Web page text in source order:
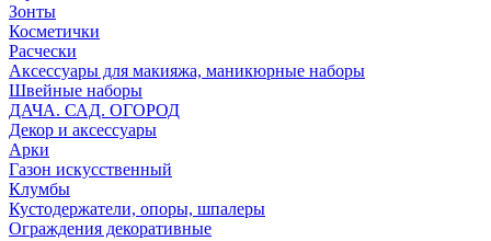
Зонты
Косметички
Расчески
Аксессуары для макияжа, маникюрные наборы
Швейные наборы
ДАЧА. САД. ОГОРОД
Декор и аксессуары
Арки
Газон искусственный
Клумбы
Кустодержатели, опоры, шпалеры
Ограждения декоративные